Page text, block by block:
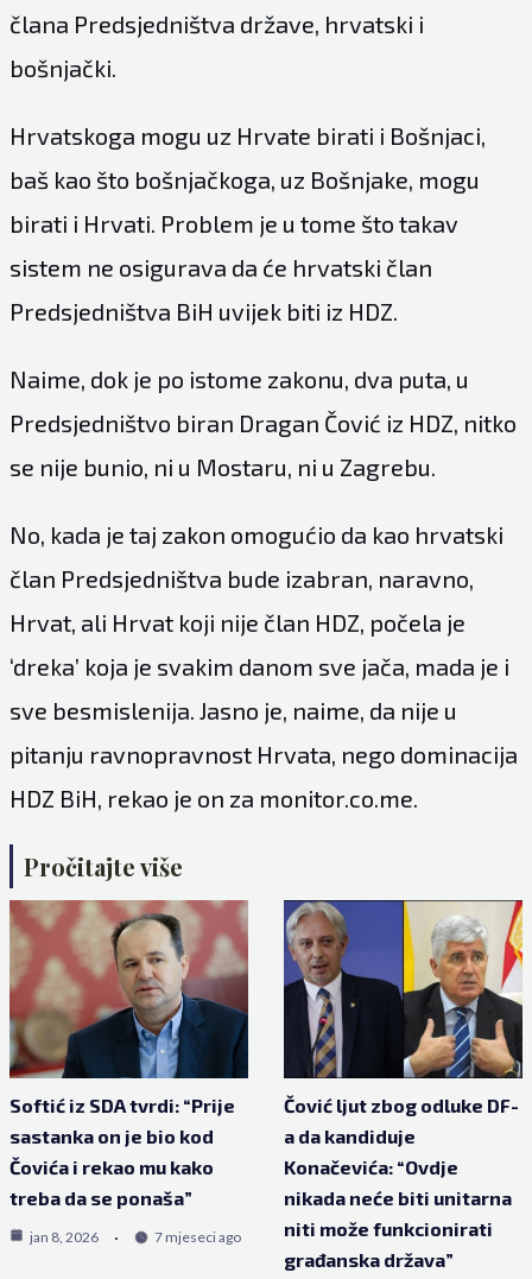
člana Predsjedništva države, hrvatski i
bošnjački.
Hrvatskoga mogu uz Hrvate birati i Bošnjaci,
baš kao što bošnjačkoga, uz Bošnjake, mogu
birati i Hrvati. Problem je u tome što takav
sistem ne osigurava da će hrvatski član
Predsjedništva BiH uvijek biti iz HDZ.
Naime, dok je po istome zakonu, dva puta, u
Predsjedništvo biran Dragan Čović iz HDZ, nitko
se nije bunio, ni u Mostaru, ni u Zagrebu.
No, kada je taj zakon omogućio da kao hrvatski
član Predsjedništva bude izabran, naravno,
Hrvat, ali Hrvat koji nije član HDZ, počela je
‘dreka’ koja je svakim danom sve jača, mada je i
sve besmislenija. Jasno je, naime, da nije u
pitanju ravnopravnost Hrvata, nego dominacija
HDZ BiH, rekao je on za monitor.co.me.
Pročitajte više
Softić iz SDA tvrdi: “Prije
sastanka on je bio kod
Čovića i rekao mu kako
treba da se ponaša”
jan 8, 2026 7 mjeseci ago
Čović ljut zbog odluke DF-
a da kandiduje
Konačevića: “Ovdje
nikada neće biti unitarna
niti može funkcionirati
građanska država”